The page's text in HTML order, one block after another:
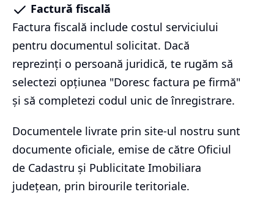
Factură fiscală
Factura fiscală include costul serviciului
pentru documentul solicitat. Dacă
reprezinți o persoană juridică, te rugăm să
selectezi opțiunea "Doresc factura pe firmă"
și să completezi codul unic de înregistrare.
Documentele livrate prin site-ul nostru sunt
documente oficiale, emise de către Oficiul
de Cadastru și Publicitate Imobiliara
județean, prin birourile teritoriale.